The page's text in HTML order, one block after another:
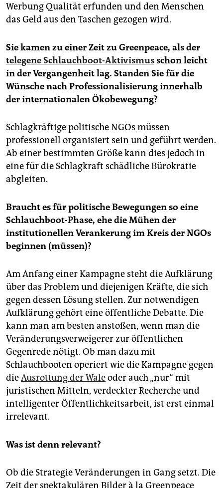
Werbung Qualität erfunden und den Menschen
das Geld aus den Taschen gezogen wird.
Sie kamen zu einer Zeit zu Greenpeace, als der
telegene Schlauchboot-Aktivismusschon leicht
in der Vergangenheit lag. Standen Sie für die
Wünsche nach Professionalisierung innerhalb
der internationalen Ökobewegung?
Schlagkräftige politische NGOs müssen
professionell organisiert sein und geführt werden.
Ab einer bestimmten Größe kann dies jedoch in
eine für die Schlagkraft schädliche Bürokratie
abgleiten.
Braucht es für politische Bewegungen so eine
Schlauchboot-Phase, ehe die Mühen der
institutionellen Verankerung im Kreis der NGOs
beginnen (müssen)?
Am Anfang einer Kampagne steht die Aufklärung
über das Problem und diejenigen Kräfte, die sich
gegen dessen Lösung stellen. Zur notwendigen
Aufklärung gehört eine öffentliche Debatte. Die
kann man am besten anstoßen, wenn man die
Veränderungsverweigerer zur öffentlichen
Gegenrede nötigt. Ob man dazu mit
Schlauchbooten operiert wie die Kampagne gegen
dieAusrottung der Waleoder auch „nur“ mit
juristischen Mitteln, verdeckter Recherche und
intelligenter Öffentlichkeitsarbeit, ist erst einmal
irrelevant.
Was ist denn relevant?
Ob die Strategie Veränderungen in Gang setzt. Die
Zeit der spektakulären Bilder à la Greenpeace